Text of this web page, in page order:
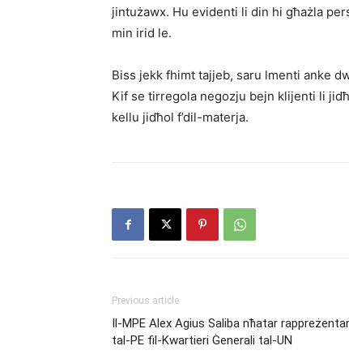
jintużawx. Hu evidenti li din hi għażla
min irid le.
Biss jekk fhimt tajjeb, saru lmenti anke
Kif se tirregola negozju bejn klijenti li
kellu jidħol f’dil-materja.
Previous article
Il-MPE Alex Agius Saliba nħatar
tal-PE fil-Kwartieri Ġenerali tal-UN